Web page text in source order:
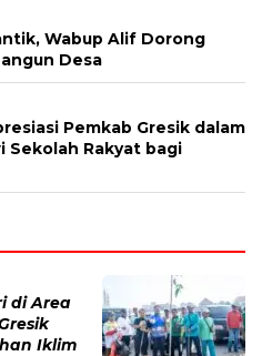
Wabup Alif Dorong
Desa
Pemkab Gresik dalam
Sekolah Rakyat bagi
di Area
Iklim